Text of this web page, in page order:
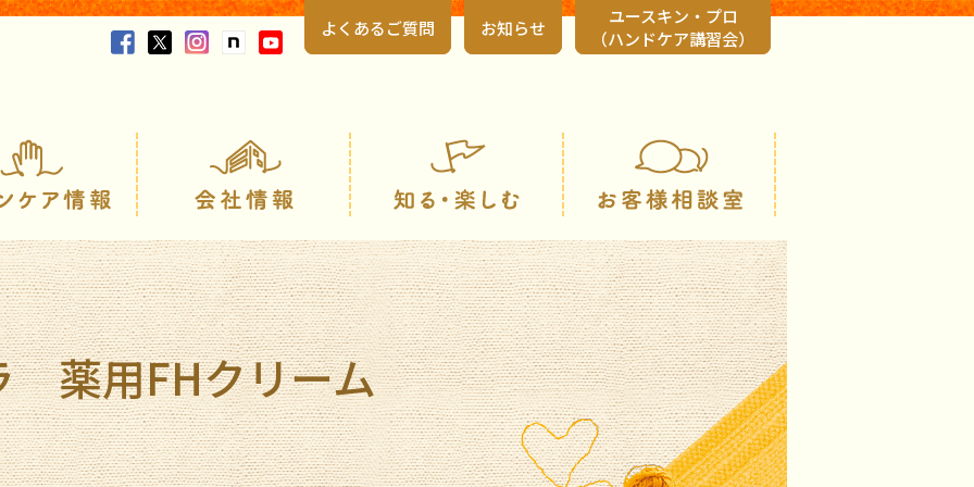
よくあるご質問 お知らせ
ユースキン・プロ
（ハンドケア講習会）
製品情報 スキンケア情報 会社情報
薬用FHクリーム